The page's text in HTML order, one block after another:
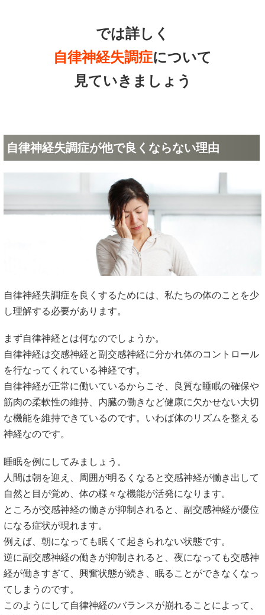
では詳しく
自律神経失調症について
見ていきましょう
自律神経失調症が他で良くならない理由
自律神経失調症を良くするためには、私たちの体のことを少
し理解する必要があります。
まず自律神経とは何なのでしょうか。
自律神経は交感神経と副交感神経に分かれ体のコントロール
を行なってくれている神経です。
自律神経が正常に働いているからこそ、良質な睡眠の確保や
筋肉の柔軟性の維持、内臓の働きなど健康に欠かせない大切
な機能を維持できているのです。いわば体のリズムを整える
神経なのです。
睡眠を例にしてみましょう。
人間は朝を迎え、周囲が明るくなると交感神経が働き出して
自然と目が覚め、体の様々な機能が活発になります。
ところが交感神経の働きが抑制されると、副交感神経が優位
になる症状が現れます。
例えば、朝になっても眠くて起きられない状態です。
逆に副交感神経の働きが抑制されると、夜になっても交感神
経が働きすぎて、興奮状態が続き、眠ることができなくなっ
てしまうのです。
このようにして自律神経のバランスが崩れることによって、